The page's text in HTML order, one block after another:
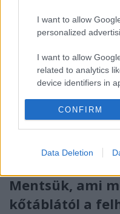
I want to allow
personalized
I want to allow
related to analytics
device identifiers in
I want to allow
related to
related to
I want to allow
related to security,
functionality and
CONFIRM
Data Deletion
Mentsük, ami
kőtáblától a